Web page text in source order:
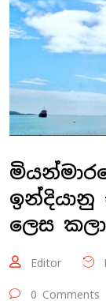
ලෙස
Editor
0 Comments